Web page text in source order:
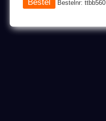
Bestelnr: ttbb560